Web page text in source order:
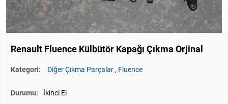
Renault Fluence Külbütör Kapağı Çıkma Orjinal
Kategori: Diğer Çıkma Parçalar , Fluence
Durumu: İkinci El